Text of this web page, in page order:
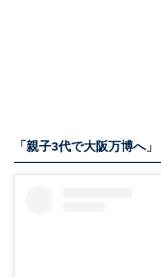
「親子3代で大阪万博へ」